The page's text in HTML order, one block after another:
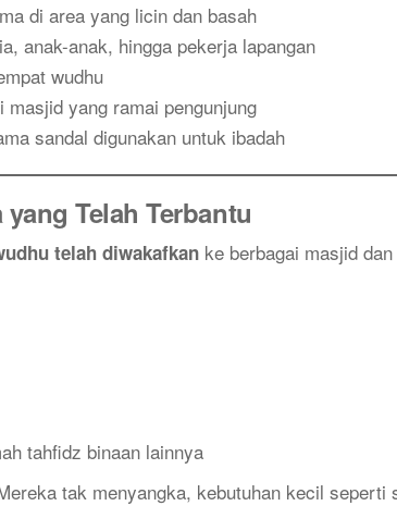
di area yang licin dan basah
anak-anak, hingga pekerja lapangan
wudhu
masjid yang ramai pengunjung
sandal digunakan untuk ibadah
Telah Terbantu
telah diwakafkan ke berbagai masjid
tahfidz binaan lainnya
tak menyangka, kebutuhan kecil seperti